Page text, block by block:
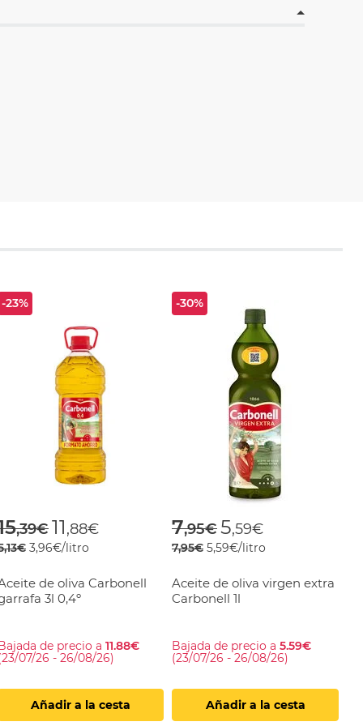
-23%
reduced from
,39€to
11,88€
3,96€/litro
de oliva Carbonell
3l 0,4º
de precio a 11.88€
07/26 - 26/08/26)
Añadir a la cesta
-30%
Price reduced
7,95€to
5,59€
7,95€ 5,59€/litro
Aceite de oliva virgen extra
Carbonell 1l
Bajada de precio a5.59€
(23/07/26 - 26/08/26)
Añadir a la cesta